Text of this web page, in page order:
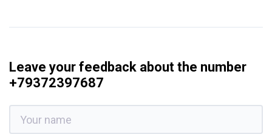
Leave your feedback about the number
+79372397687